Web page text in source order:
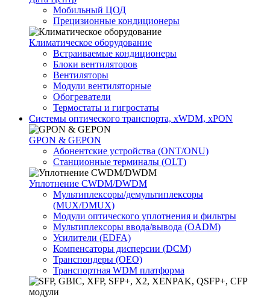
Мобильный ЦОД
Прецизионные кондиционеры
Климатичeское оборудование
Встраиваемые кондиционеры
Блоки вентиляторов
Вентиляторы
Модули вентиляторные
Обогреватели
Термостаты и гигростаты
Системы оптического транспорта, xWDM, xPON
GPON & GEPON
Абонентские устройства (ONT/ONU)
Станционные терминалы (OLT)
Уплотнение CWDM/DWDM
Мультиплексоры/демультиплексоры
(MUX/DMUX)
Модули оптического уплотнения и фильтры
Мультиплексоры ввода/вывода (OADM)
Усилители (EDFA)
Компенсаторы дисперсии (DCM)
Транспондеры (OEO)
Транспортная WDM платформа